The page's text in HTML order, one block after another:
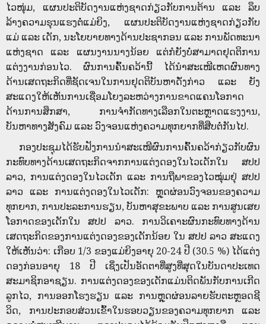
ໄວໜຸ່ມ, ແຜນປະຕິບັດງານແຫ່ງຊາດກ່ຽວກັບການຕ້ານ ແລະ ລຶບ
ລ້າງຄວາມຮຸນແຮງຕໍ່ແມ່ຍິງ, ແຜນປະຕິບັດງານແຫ່ງຊາດກ່ຽວກັບ
ແມ່ ແລະ ເດັກ, ນະໂຍບາຍທາງດ້ານປະຊາກອນ ແລະ ການພັດທະນາ
ແຫ່ງຊາດ ແລະ ແຜນງານນາງນ້ອຍ ແຕ່ກໍຍັງບໍ່ສາມາດຢຸດຕິການ
ແຕ່ງງານກ່ອນໄວ. ຜົນການຄົ້ນຄວ້ານີ້ ໄດ້ນໍາສະເໜີເຫດຜົນທາງ
ດ້ານເສດຖະກິດທີ່ຊັດເຈນໃນການຢຸດຕິບັນຫາດັ່ງກ່າວ ແລະ ຍັງ
ສະແດງໃຫ້ເຫັນການເຊື່ອມໂຍງລະຫວ່າງການຂາດແຄນໂອກາດ
ດ້ານການສຶກສາ, ການຈຳກັດທາງເລືອກໃນຕະຫຼາດແຮງງານ,
ບັນຫາທາງສັງຄົມ ແລະ ວົງຈອນແຫ່ງຄວາມທຸກຍາກທີ່ສືບຕໍ່ກັນໄປ.
ກອງປະຊຸມໄດ້ຮັບຟັງການນໍາສະເໜີຜົນການຄົ້ນຄວ້າກ່ຽວກັບຜົນ
ກະທົບທາງດ້ານເສດຖະກິດຈາກການແຕ່ງດອງໃນໄວເດັກໃນ ສປປ
ລາວ, ການແຕ່ງດອງໃນໄວເດັກ ແລະ ການຖືພາຂອງໄວໝຸ່ມຢຸ່ ສປປ
ລາວ ແລະ ການແຕ່ງດອງໃນໄວເດັກ:​ ຫຼຸດຜ່ອນວົງຈອນຂອງຄວາມ
ທຸກຍາກ, ການປະລະການຮຽນ, ບັນຫາສຸຂະພາບ ແລະ ການສູນເສຍ
ໂອກາດຂອງເດັກໃນ ສປປ ລາວ. ການວິເຄາະຜົນກະທົບທາງດ້ານ
ເສດຖະກິດຂອງການແຕ່ງດອງຂອງເດັກນ້ອຍ ໃນ ສປປ ລາວ ສະແດງ
ໃຫ້ເຫັນວ່າ: ເກືອບ 1/3 ຂອງແມ່ຍິງອາຍຸ 20-24 ປີ (30.5 %) ໄດ້ແຕ່ງ
ດອງກ່ອນອາຍຸ 18 ປີ ເຊິ່ງເປັນອັດຕາທີ່ສູງທີ່ສຸດໃນບັນດາປະເທດ
ສະມາຊິກອາຊຽນ. ການ​ແຕ່ງ​ດອງ​ຂອງ​ເດັກ​ແມ່ນ​ຕິດ​ພັນ​ກັບ​ການ​ເກີດ​
ລູກ​ໄວ, ການ​ອອກ​ໂຮງ​ຮຽນ ແລະ ​ການ​ຫຼຸດ​ຜ່ອນ​ລາຍ​ຮັບ​ຕະຫຼອດ​ຊີ​
ວິດ, ການປະ​ກອບ​ສ່ວນ​ເຂົ້າ​ໃນ​ຮອບ​ວຽນ​ຂອງ​ຄວາມ​ທຸກ​ຍາກ​ ແລະ​